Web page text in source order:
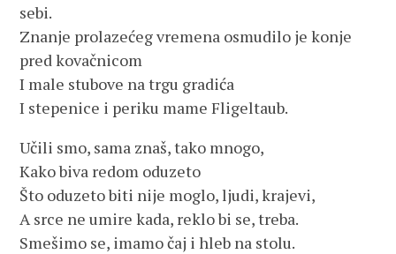
sebi.
Znanje prolazećeg vremena osmudilo je konje
pred kovačnicom
I male stubove na trgu gradića
I stepenice i periku mame Fligeltaub.
Učili smo, sama znaš, tako mnogo,
Kako biva redom oduzeto
Što oduzeto biti nije moglo, ljudi, krajevi,
A srce ne umire kada, reklo bi se, treba.
Smešimo se, imamo čaj i hleb na stolu.